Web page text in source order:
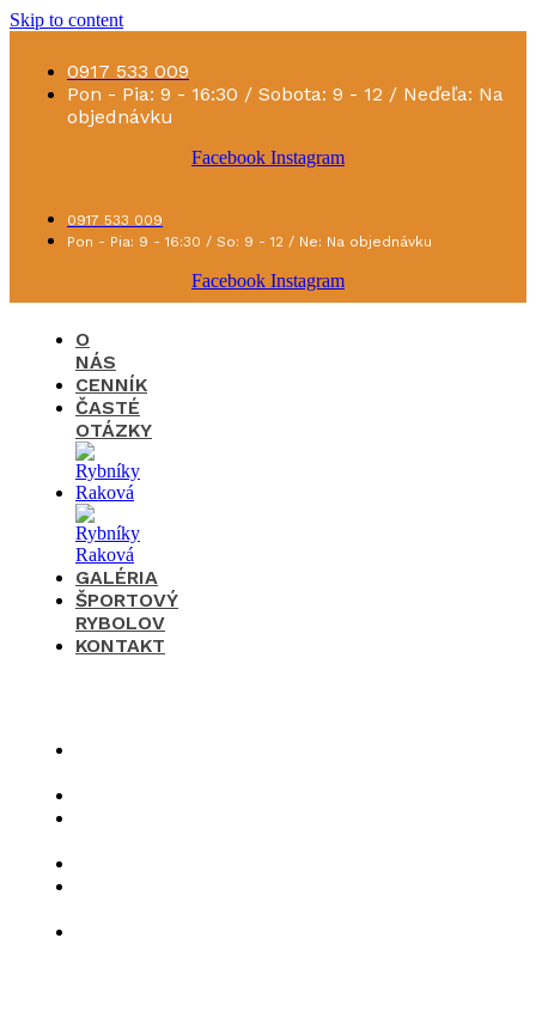
Skip to content
0917 533 009
Pon - Pia: 9 - 16:30 / Sobota: 9 - 12 / Neďeľa: Na
objednávku
Facebook Instagram
0917 533 009
Pon - Pia: 9 - 16:30 / So: 9 - 12 / Ne: Na objednávku
Facebook Instagram
O
NÁS
CENNÍK
ČASTÉ
OTÁZKY
GALÉRIA
ŠPORTOVÝ
RYBOLOV
KONTAKT